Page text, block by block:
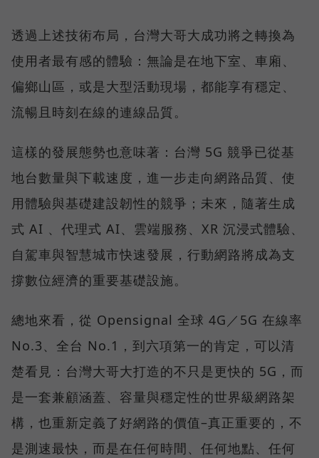
透過上述技術布局，台灣大哥大成功將之轉換為
使用者最有感的體驗：無論是在地下室、車廂、
偏鄉山區，或是大型活動現場，都能享有穩定、
流暢且時刻在線的連線品質。
這樣的發展態勢也意味著：台灣 5G 競爭已從基
地台數量與下載速度，進一步走向網路品質、使
用體驗與基礎建設韌性的競爭；未來，隨著生成
式 AI 、代理式 AI、雲端服務、XR 沉浸式體驗、
自駕車與智慧城市快速發展，行動網路將成為支
撐數位經濟的重要基礎設施。
總地來看，從 Opensignal 全球 4G／5G 在線率
No.3、全台 No.1，到六項第一的肯定，可以清
楚看見：台灣大哥大打造的不只是更快的 5G，而
是一套兼顧涵蓋、容量與穩定性的世界級網路架
構，也重新定義了好網路的價值–真正重要的，不
是測速最快，而是在任何時間、任何地點、任何